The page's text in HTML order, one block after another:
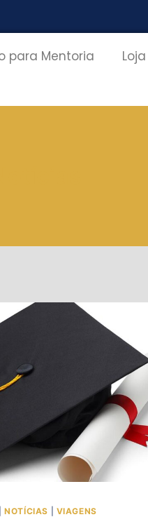
para Mentoria Loja
|NOTÍCIAS VIAGENS